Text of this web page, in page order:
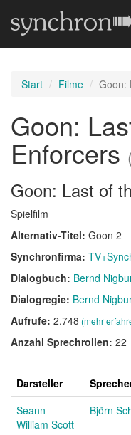
Start Filme Goon:
Goon:
Enforcers
Goon: Last of
Spielfilm
Alternativ-Titel: Goon 2
Synchronfirma:
Dialogbuch: Bernd
Dialogregie: Bernd
Aufrufe: 2.748 (mehr
Anzahl Sprechrollen: 22
Darsteller
Seann
William Scott
Björn